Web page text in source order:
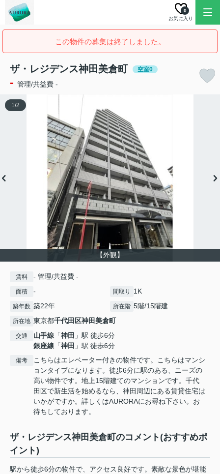
お気に入り
0
この物件の募集は終了しました。
ザ・レジデンス神田美倉町 空室0
- 管理/共益費 -
【外観】
1/2
賃料 - 管理/共益費 -
面積 - 間取り 1K
築年数 築22年 所在階 5階/15階建
所在地 東京都千代田区神田美倉町
交通 山手線 「神田 」駅 徒歩6分
銀座線 「神田 」駅 徒歩6分
備考
こちらはエレベーター付きの物件です。こちらはマンシ
ョンタイプになります。徒歩6分に駅のある、ニーズの
高い物件です。地上15階建てのマンションです。千代
田区で新生活を始めるなら、神田周辺にある賃貸住宅は
いかがですか。詳しくはAURORAにお尋ね下さい。お
待ちしております。
ザ・レジデンス神田美倉町のコメント(おすすめポ
イント)
駅から徒歩6分の物件で、アクセス良好です。素敵な景色が堪能